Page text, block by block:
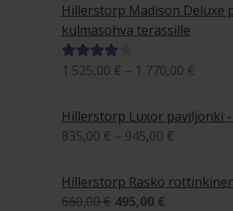
Hillerstorp Madison Deluxe
kulmasohva terassille
Arvostelu
1 525,00 € – 1 770,00 €
525,00
-
Hillerstorp Luxor paviljonki
835,00 € – 945,00 €
Hillerstorp Raskö
660,00€ Alkuperäinen
495,00 €Nykyinen